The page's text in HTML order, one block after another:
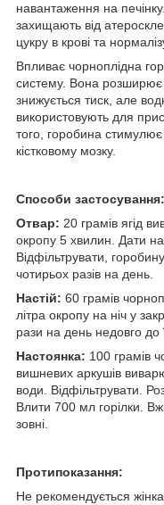
навантаження на
захищають від
цукру в крові та
Впливає чорноплідна
систему. Вона розширює
знижується тиск, але
використовують для
того, горобина
кістковому мозку.
Способи застосування:
Отвар: 20 грамів ягід
окропу 5 хвилин. Дати
Відфільтрувати,
чотирьох разів на день.
Настій: 60 грамів
літра окропу на ніч у
рази на день недовго до
Настоянка: 100 грамів
вишневих аркушів
води. Відфільтрувати.
Влити 700 мл горілки.
зовні.
Протипоказання:
Не рекомендується